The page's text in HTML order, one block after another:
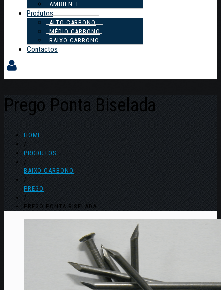
AMBIENTE
Produtos
ALTO CARBONO
MÉDIO CARBONO
BAIXO CARBONO
Contactos
Prego Ponta Biselada
HOME
/
PRODUTOS
/
BAIXO CARBONO
/
PREGO
/
PREGO PONTA BISELADA